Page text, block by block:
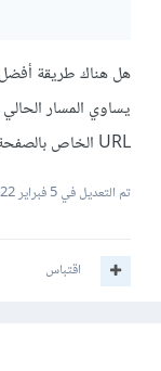
URL الخاص بالصفحة الحالية في القالب Template؟
تم التعديل في5 فبراير 2022
اقتباس